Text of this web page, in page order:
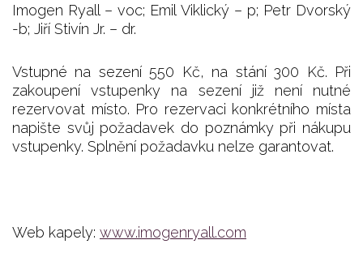
Imogen Ryall – voc; Emil Viklický – p; Petr Dvorský
-b; Jiří Stivín Jr. – dr.
Vstupné na sezení 550 Kč, na stání 300 Kč. Při
zakoupení vstupenky na sezení již není nutné
rezervovat místo. Pro rezervaci konkrétního místa
napište svůj požadavek do poznámky při nákupu
vstupenky. Splnění požadavku nelze garantovat.
Web kapely: www.imogenryall.com